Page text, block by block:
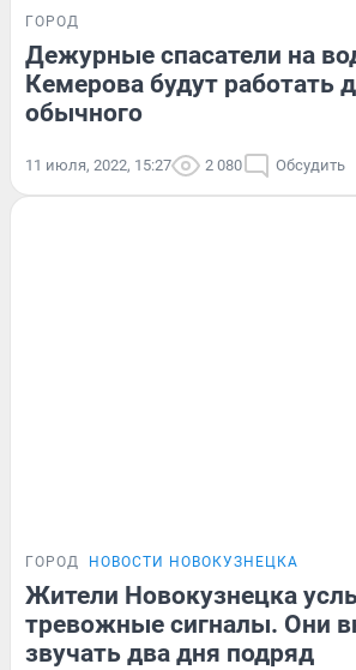
ГОРОД
Дежурные спасатели на
Кемерова будут работать
обычного
11 июля, 2022, 15:27 2 080 Обсудить
ГОРОД НОВОСТИ НОВОКУЗНЕЦКА
Жители Новокузнецка
тревожные сигналы. Они
звучать два дня подряд